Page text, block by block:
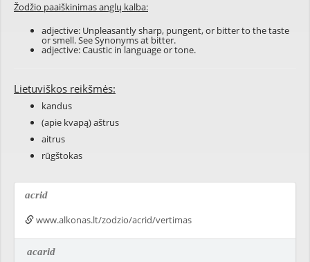
Žodžio paaiškinimas anglų kalba:
adjective: Unpleasantly sharp, pungent, or bitter to the taste
or smell. See Synonyms at bitter.
adjective: Caustic in language or tone.
Lietuviškos reikšmės:
kandus
(apie kvapą) aštrus
aitrus
rūgštokas
acrid
www.alkonas.lt/zodzio/acrid/vertimas
acarid